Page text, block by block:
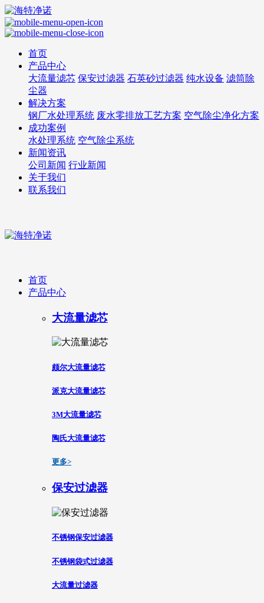
首页
产品中心
大流量滤芯 保安过滤器 石英砂过滤器 纯水设备 滤筒除
尘器
解决方案
钢厂水处理系统 废水零排放工艺方案 空气除尘净化方案
成功案例
水处理系统 空气除尘系统
新闻资讯
公司新闻 行业新闻
关于我们
联系我们
首页
产品中心
大流量滤芯
颇尔大流量滤芯
派克大流量滤芯
3M大流量滤芯
陶氏大流量滤芯
更多>
保安过滤器
不锈钢保安过滤器
不锈钢袋式过滤器
大流量过滤器